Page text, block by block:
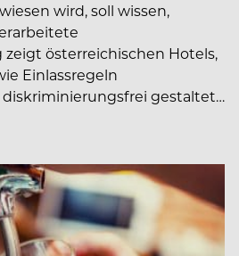
wird, soll wissen,
österreichischen Hotels,
Einlassregeln
gestaltet…